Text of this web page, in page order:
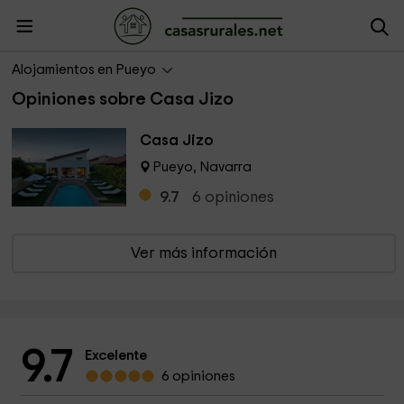
Alojamientos en Pueyo
Opiniones de Casa Jizo
Opiniones sobre Casa Jizo
Casa Jizo
Pueyo, Navarra
Valoración 9.7 de 10, 6 opiniones
9.7 6 opiniones
Ver más información
9.7
Excelente
6 opiniones